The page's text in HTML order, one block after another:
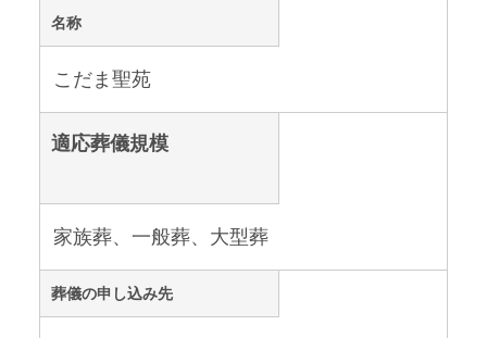
名称
こだま聖苑
適応葬儀規模
家族葬、一般葬、大型葬
葬儀の申し込み先